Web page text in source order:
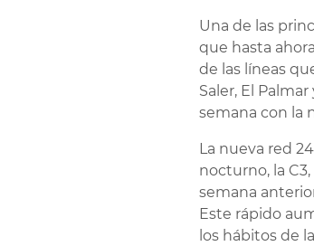
Una de las
que hasta
de las líneas
Saler, El
semana con la
La nueva red
nocturno, la
semana
Este rápido
los hábitos de